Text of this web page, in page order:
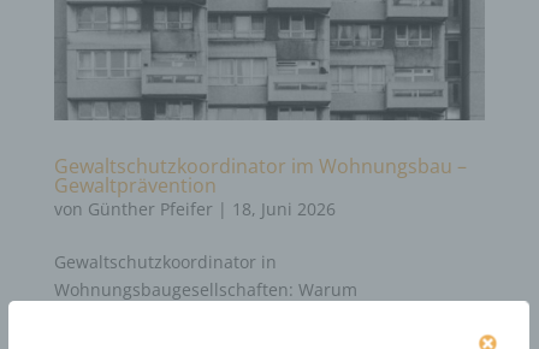
Gewaltschutzkoordinator im Wohnungsbau –
Gewaltprävention
von Günther Pfeifer| 18, Juni 2026
Gewaltschutzkoordinator in
Wohnungsbaugesellschaften: Warum